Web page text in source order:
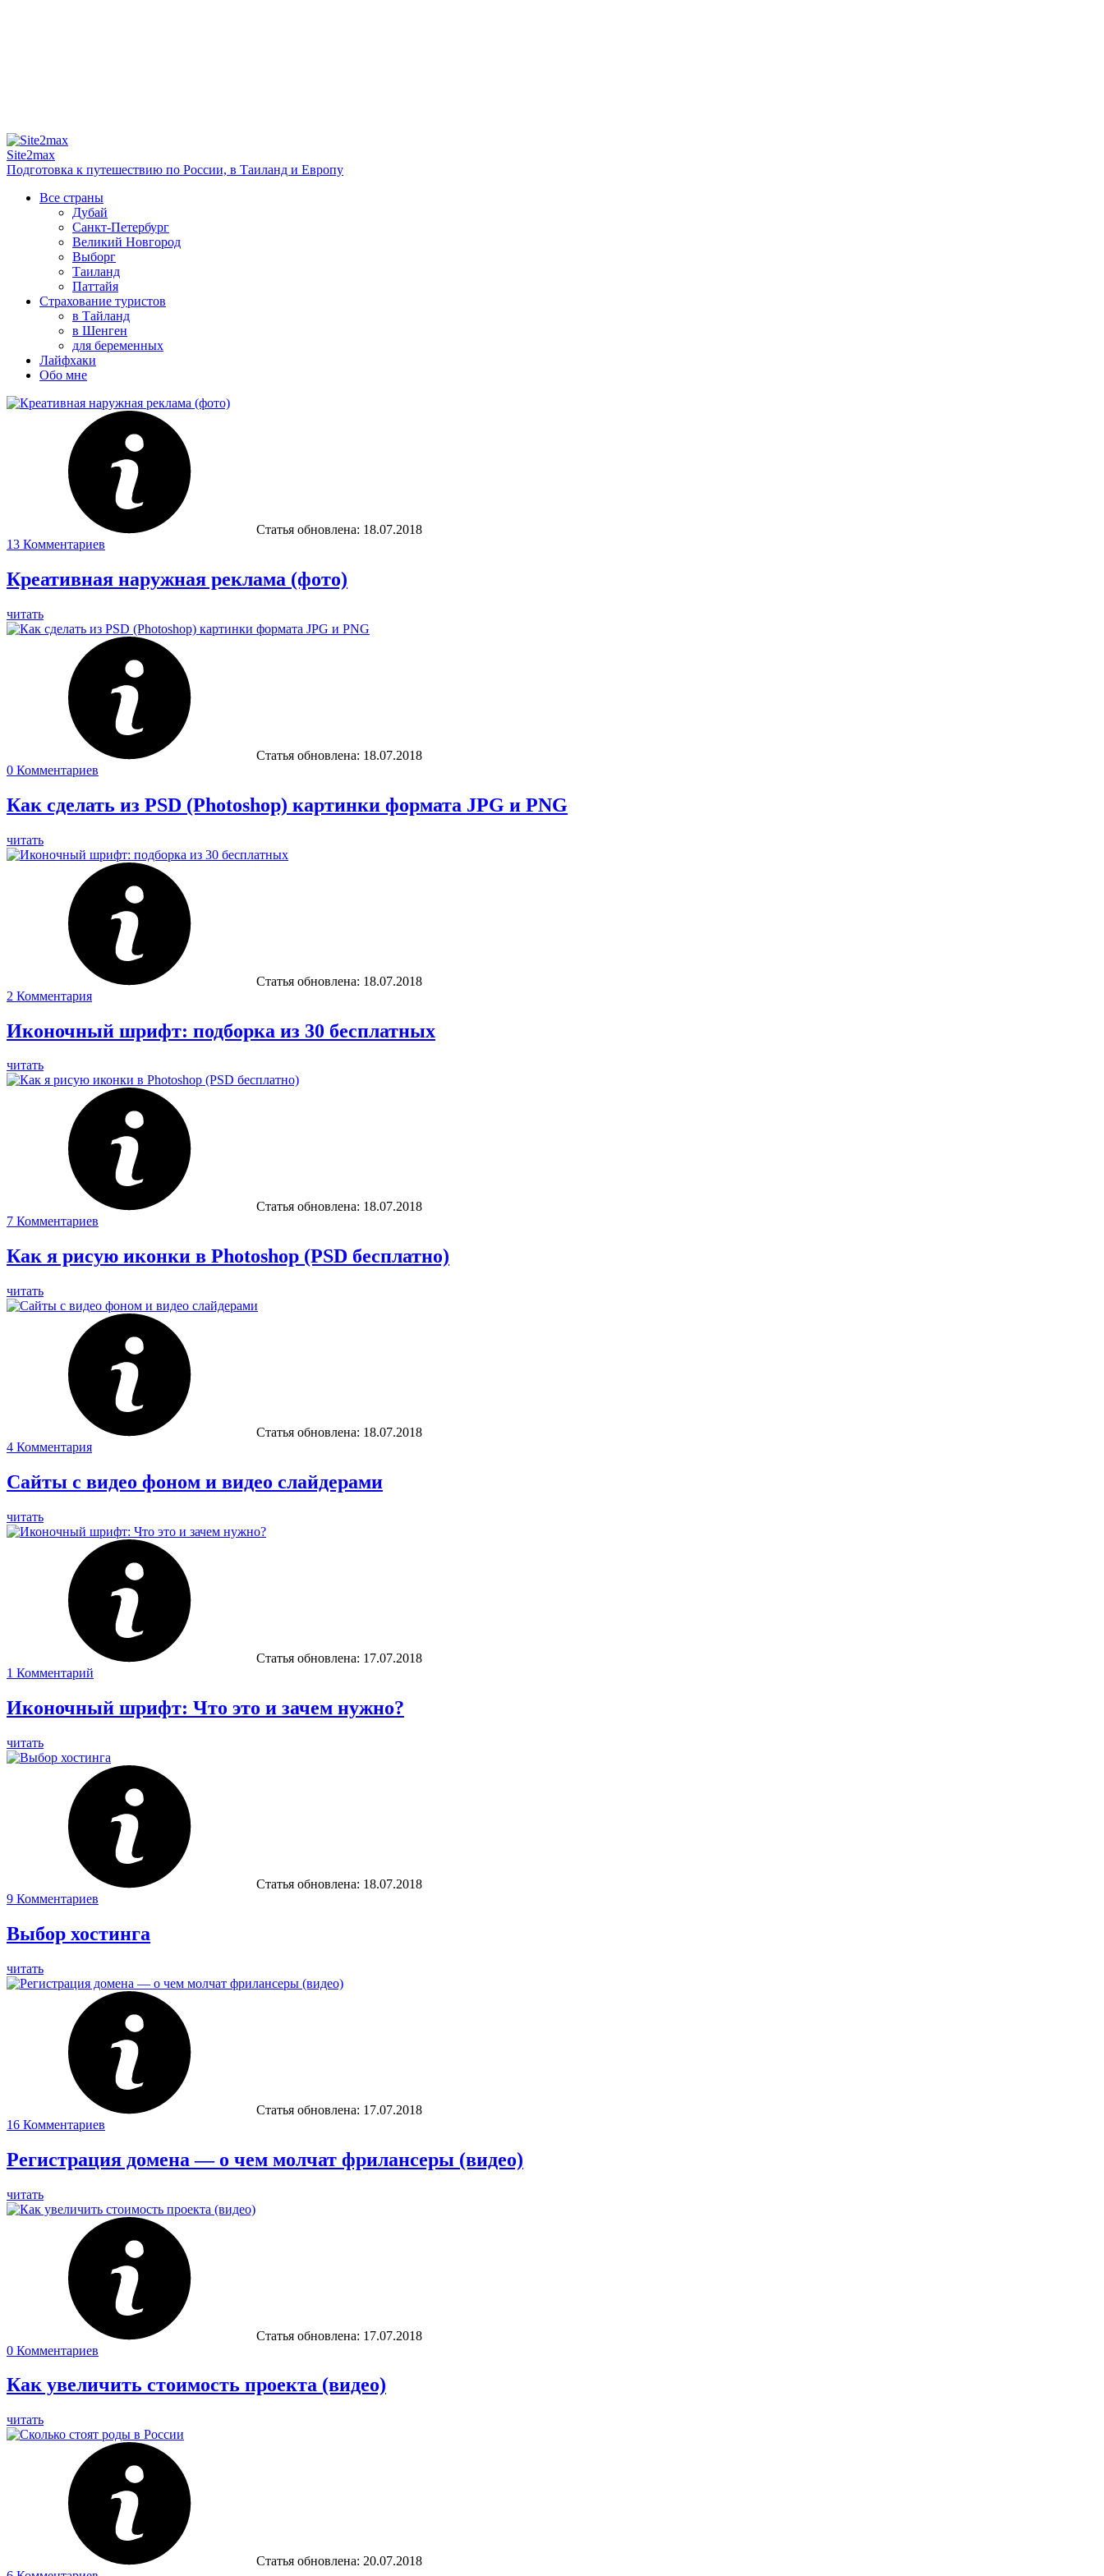
Site2max
Подготовка к путешествию по России, в Таиланд и Европу
Все страны
Дубай
Санкт-Петербург
Великий Новгород
Выборг
Таиланд
Паттайя
Страхование туристов
в Тайланд
в Шенген
для беременных
Лайфхаки
Обо мне
Статья обновлена: 18.07.2018
13 Комментариев
Креативная наружная реклама (фото)
читать
Статья обновлена: 18.07.2018
0 Комментариев
Как сделать из PSD (Photoshop) картинки формата JPG и PNG
читать
Статья обновлена: 18.07.2018
2 Комментария
Иконочный шрифт: подборка из 30 бесплатных
читать
Статья обновлена: 18.07.2018
7 Комментариев
Как я рисую иконки в Photoshop (PSD бесплатно)
читать
Статья обновлена: 18.07.2018
4 Комментария
Сайты с видео фоном и видео слайдерами
читать
Статья обновлена: 17.07.2018
1 Комментарий
Иконочный шрифт: Что это и зачем нужно?
читать
Статья обновлена: 18.07.2018
9 Комментариев
Выбор хостинга
читать
Статья обновлена: 17.07.2018
16 Комментариев
Регистрация домена — о чем молчат фрилансеры (видео)
читать
Статья обновлена: 17.07.2018
0 Комментариев
Как увеличить стоимость проекта (видео)
читать
Статья обновлена: 20.07.2018